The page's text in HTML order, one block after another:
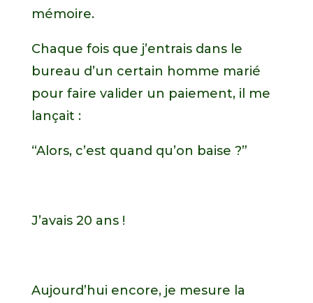
mémoire.
Chaque fois que j’entrais dans le
bureau d’un certain homme marié
pour faire valider un paiement, il me
lançait :
“Alors, c’est quand qu’on baise ?”
J’avais 20 ans !
Aujourd’hui encore, je mesure la